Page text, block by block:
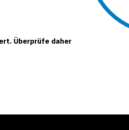
Überprüfe daher